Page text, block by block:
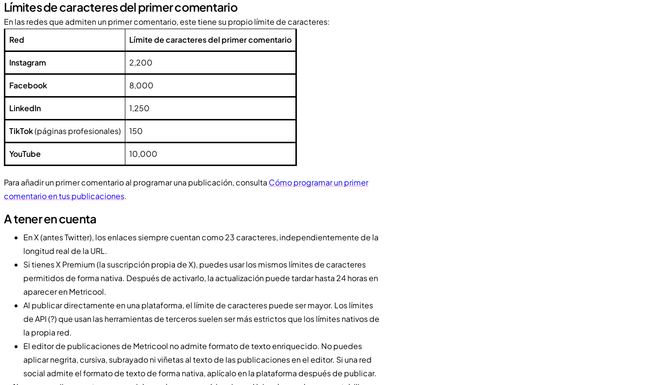
Límites de caracteres del primer comentario
En las redes que admiten un primer comentario, este tiene su propio límite de caracteres:
Red
Límite de caracteres del primer comentario
Instagram 2,200
Facebook 8,000
LinkedIn 1,250
TikTok(páginas profesionales) 150
YouTube 10,000
Para añadir un primer comentario al programar una publicación, consulta Cómo programar un primer
comentario en tus publicaciones.
A tener en cuenta
En X (antes Twitter), los enlaces siempre cuentan como 23 caracteres, independientemente de la
longitud real de la URL.
Si tienes X Premium (la suscripción propia de X), puedes usar los mismos límites de caracteres
permitidos de forma nativa. Después de activarlo, la actualización puede tardar hasta 24 horas en
aparecer en Metricool.
Al publicar directamente en una plataforma, el límite de caracteres puede ser mayor. Los límites
de API (?) que usan las herramientas de terceros suelen ser más estrictos que los límites nativos de
la propia red.
El editor de publicaciones de Metricool no admite formato de texto enriquecido. No puedes
aplicar negrita, cursiva, subrayado ni viñetas al texto de las publicaciones en el editor. Si una red
social admite el formato de texto de forma nativa, aplícalo en la plataforma después de publicar.